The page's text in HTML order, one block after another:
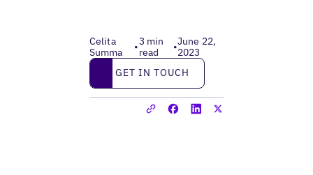
Celita
Summa
•3 min
read
•June 22,
2023
Get in touch
GET IN TOUCH